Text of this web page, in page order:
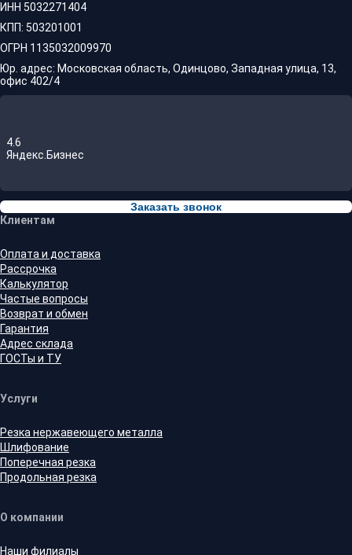
ИНН 5032271404
КПП: 503201001
ОГРН 1135032009970
Юр. адрес: Московская область, Одинцово, Западная улица, 13,
офис 402/4
4.6
Яндекс.Бизнес
Заказать звонок
Клиентам
Оплата и доставка
Рассрочка
Калькулятор
Частые вопросы
Возврат и обмен
Гарантия
Адрес склада
ГОСТы и ТУ
Услуги
Резка нержавеющего металла
Шлифование
Поперечная резка
Продольная резка
О компании
Наши филиалы